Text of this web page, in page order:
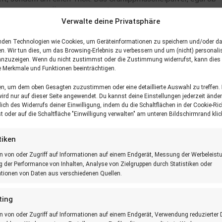
Verwalte deine Privatsphäre
Technologien wie Cookies, um Geräteinformationen zu speichern und/oder
Wir tun dies, um das Browsing-Erlebnis zu verbessern und um (nicht)
Wenn du nicht zustimmst oder die Zustimmung widerrufst, kann dies
Merkmale und Funktionen beeinträchtigen.
um dem oben Gesagten zuzustimmen oder eine detaillierte Auswahl zu treffen.
nur auf dieser Seite angewendet. Du kannst deine Einstellungen jederzeit
des Widerrufs deiner Einwilligung, indem du die Schaltflächen in der Cookie-
oder auf die Schaltfläche "Einwilligung verwalten" am unteren Bildschirmrand
von oder Zugriff auf Informationen auf einem Endgerät, Messung der
der Performance von Inhalten, Analyse von Zielgruppen durch Statistiken oder
von Daten aus verschiedenen Quellen.
von oder Zugriff auf Informationen auf einem Endgerät, Verwendung reduzierter
begehrte Öl der Muschel (auch Fettsäuren oder Lipide
und Kohlenhydrate (15 %).
Proteine, Kohlenhydrate oder Salz.Lyprinol®ist also ein
aufwendige Verfahren erklärt den Preisunterschied zu
PCSO-524 ) enthalten (plus Olivenöl und Vitamin E).
d. h. aus stabilisiertem und gefriergetrocknetem
die in Omega-3-Fischölen nicht gefunden werden.
pro Tag.
›Blutverdünnern‹ einnehmen?